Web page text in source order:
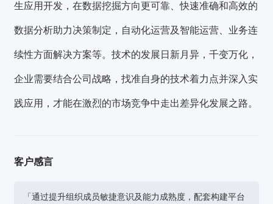
生应用开发，在数据挖掘方向更可靠、快速准确和高效的
数据分析助力决策制定，自动化运营及智能运营、业务连
续性方面解决方案等。技术的发展日新月异，千变万化，
企业需要结合公司战略，找准自身的技术着力点并深入实
践应用，才能在激烈的市场竞争中走出差异化发展之路。
客户感言
「通过提升组织成员敏捷意识及能力成熟度，配套构建平台